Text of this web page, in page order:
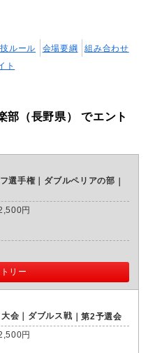
ルール 会場要綱
組み合わせ
ト
部（長野県） でエント
選手権｜ダブルペリアの部
円
リー
会｜ダブルス戦
第2予選会
円